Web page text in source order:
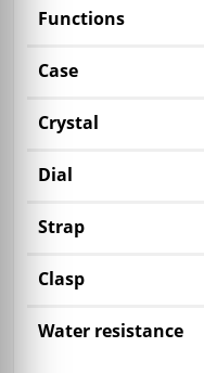
Functions
Case
Crystal
Dial
Strap
Clasp
Water resistance